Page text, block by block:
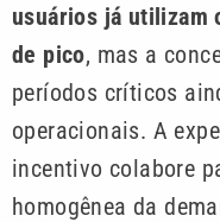
usuários já utilizam
de pico, mas a
períodos críticos
operacionais. A
incentivo colabore
homogênea da